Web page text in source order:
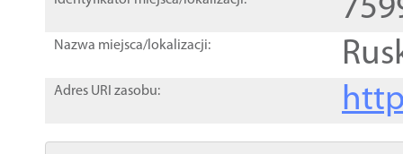
Nazwa miejsca/lokalizacji:
Adres URI zasobu: